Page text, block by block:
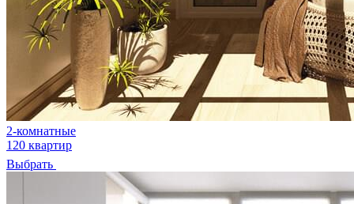
2-комнатные
120 квартир
Выбрать